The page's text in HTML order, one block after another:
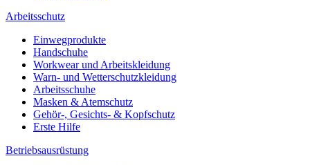
Arbeitsschutz
Einwegprodukte
Handschuhe
Workwear und Arbeitskleidung
Warn- und Wetterschutzkleidung
Arbeitsschuhe
Masken & Atemschutz
Gehör-, Gesichts- & Kopfschutz
Erste Hilfe
Betriebsausrüstung